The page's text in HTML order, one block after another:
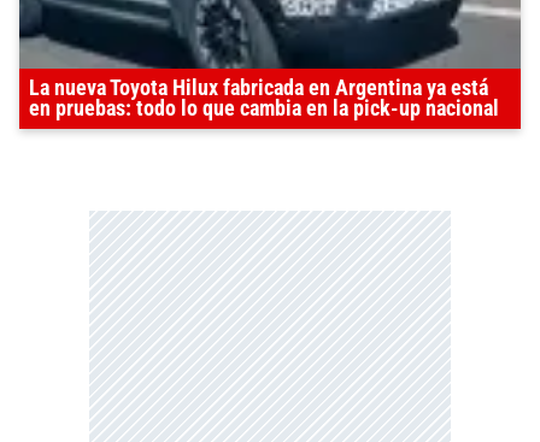
La nueva Toyota Hilux fabricada en Argentina ya está
en pruebas: todo lo que cambia en la pick-up nacional